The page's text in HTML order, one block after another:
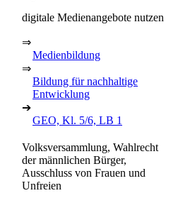
digitale Medienangebote nutzen
⇒
Medienbildung
⇒
Bildung für nachhaltige
Entwicklung
➔
GEO, Kl. 5/6, LB 1
Volksversammlung, Wahlrecht
der männlichen Bürger,
Ausschluss von Frauen und
Unfreien